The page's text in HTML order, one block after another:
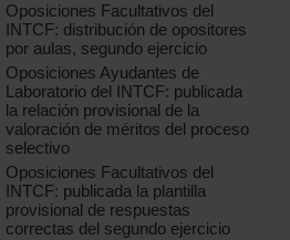
Oposiciones Facultativos del
INTCF: distribución de opositores
por aulas, segundo ejercicio
Oposiciones Ayudantes de
Laboratorio del INTCF: publicada
la relación provisional de la
valoración de méritos del proceso
selectivo
Oposiciones Facultativos del
INTCF: publicada la plantilla
provisional de respuestas
correctas del segundo ejercicio